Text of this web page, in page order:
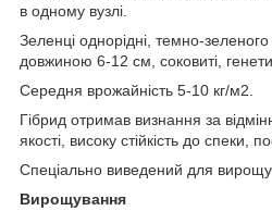
в одному вузлі.
Зеленці однорідні, темно-зеленого
довжиною 6-12 см, соковиті,
Середня врожайність 5-10 кг/м2
Гібрид отримав визнання за
якості, високу стійкість до спеки,
Спеціально виведений для
Вирощування